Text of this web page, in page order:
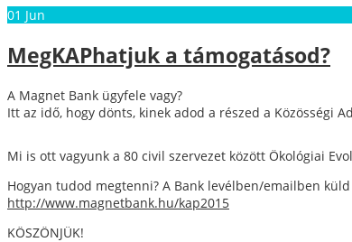
01 Jun
MegKAPhatjuk a támogatásod?
A Magnet Bank ügyfele vagy?
Itt az idő, hogy dönts, kinek adod a részed a Közösségi
Mi is ott vagyunk a 80 civil szervezet között Ökológiai
Hogyan tudod megtenni? A Bank levélben/emailben
http://www.magnetbank.hu/kap2015
KÖSZÖNJÜK!